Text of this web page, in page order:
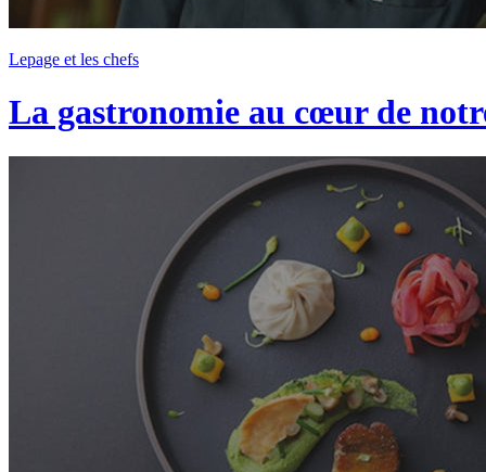
Lepage et les chefs
La gastronomie au cœur de